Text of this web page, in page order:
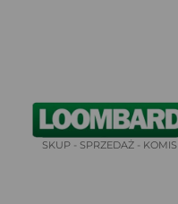
SKUP - SPRZEDAŻ - KOMIS